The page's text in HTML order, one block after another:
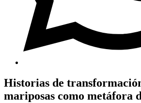
Historias de
mariposas como metáfora